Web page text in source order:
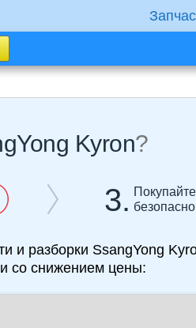
Kyron?
3. Покупайте
безопасно
и разборки SsangYong
со снижением цены: